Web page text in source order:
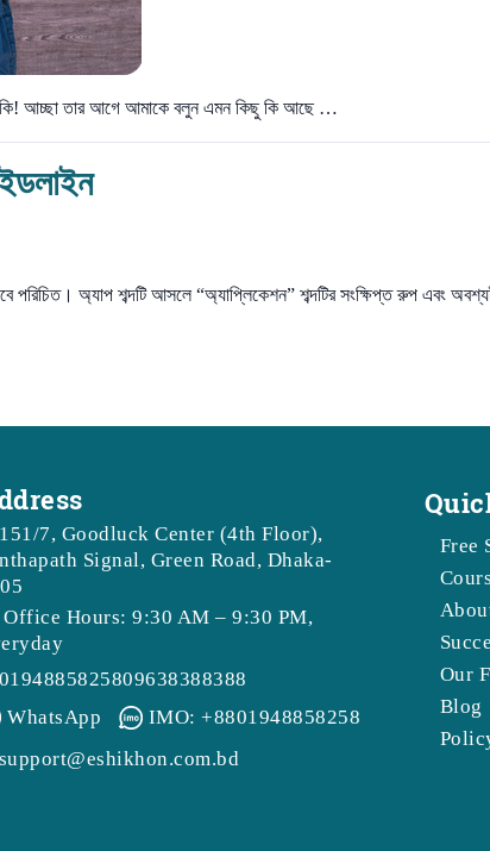
কি! আচ্ছা তার আগে আমাকে বলুন এমন কিছু কি আছে …
পরিচিত। অ্যাপ শব্দটি আসলে “অ্যাপ্লিকেশন” শব্দটির সংক্ষিপ্ত রুপ এবং
151/7, Goodluck Center (4th Floor),
Signal, Green Road, Dhaka-
Hours: 9:30 AM – 9:30 PM,
0194885825809638388388
WhatsApp
IMO: +8801948858258
support@eshikhon.com.bd
Free
Our
Blog